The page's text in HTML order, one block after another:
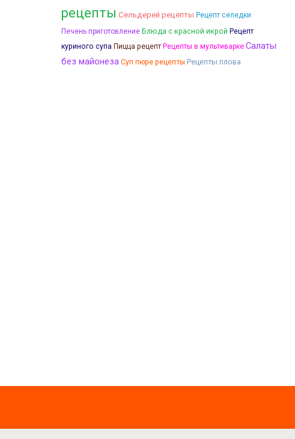
рецепты Сельдерей рецепты Рецепт селедки
Печень приготовление Блюда с красной икрой Рецепт
куриного супа Пицца рецепт Рецепты в мультиварке Салаты
без майонеза Суп пюре рецепты Рецепты плова